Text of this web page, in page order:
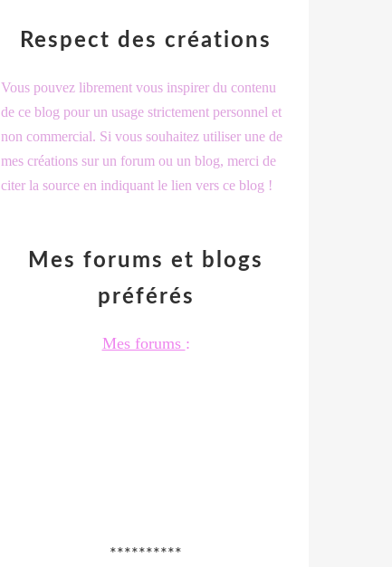
Respect des créations
Vous pouvez librement vous inspirer du contenu
de ce blog pour un usage strictement personnel et
non commercial. Si vous souhaitez utiliser une de
mes créations sur un forum ou un blog, merci de
citer la source en indiquant le lien vers ce blog !
Mes forums et blogs
préférés
Mes forums :
**********